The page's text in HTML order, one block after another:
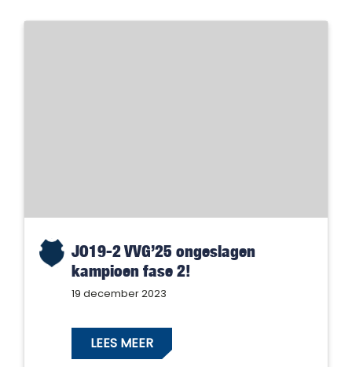
JO19-2 VVG’25 ongeslagen
kampioen fase 2!
19 december 2023
LEES MEER